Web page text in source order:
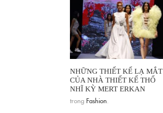
NHỮNG THIẾT KẾ LẠ MẮT
CỦA NHÀ THIẾT KẾ THỔ
NHĨ KỲ MERT ERKAN
trong Fashion